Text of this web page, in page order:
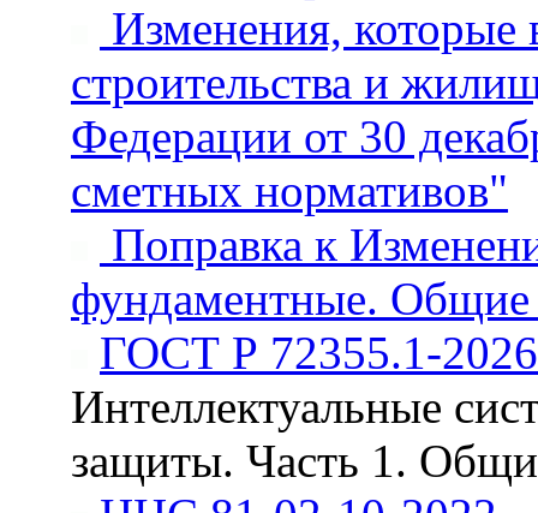
Изменения, которые
строительства и
Федерации от 30
сметных нормативов"
Поправка к
фундаментные. Общие
ГОСТ Р 72355.1-2026
Интеллектуальные
защиты. Часть 1.